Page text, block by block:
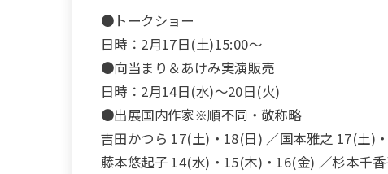
●トークショー
日時：2月17日(土)15:00～
●向当まり＆あけみ実演販売
日時：2月14日(水)～20日(火)
●出展国内作家※順不同・敬称略
吉田かつら 17(土)・18(日) ／国本雅之 17(土)
藤本悠起子 14(水)・15(木)・16(金) ／杉本千